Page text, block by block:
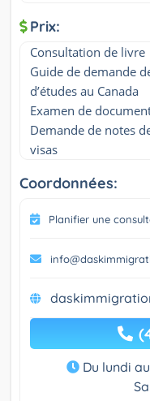
Prix:
Consultation de livre
Guide de demande
d’études au Canada
Examen de
Demande de notes
visas
Coordonnées:
Planifier une
Du lundi